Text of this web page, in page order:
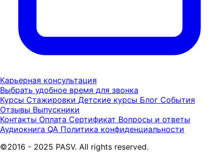
Карьерная консультация
Выбрать удобное время для звонка
Курсы Стажировки Детские курсы Блог События
Отзывы Выпускники
Контакты Оплата Сертификат Вопросы и ответы
Аудиокнига QA Политика конфиденциальности
©2016 - 2025 PASV. All rights reserved.